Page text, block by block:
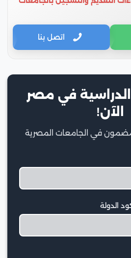
اتصل بنا
الدراسية في مصر
الآن!
في الجامعات المصرية
الدولة